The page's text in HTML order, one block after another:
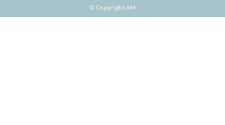
© Copyright AM